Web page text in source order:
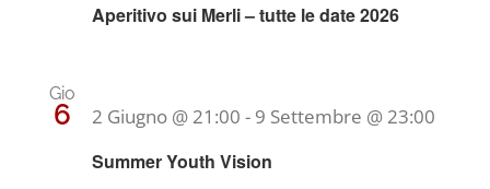
Aperitivo sui Merli – tutte le date 2026
Gio
6
Summer Youth Vision
2 Giugno @ 21:00 - 9 Settembre @ 23:00